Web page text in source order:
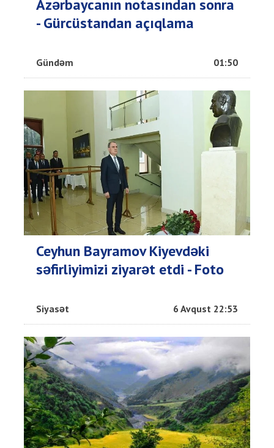
Azərbaycanın notasından sonra
- Gürcüstandan açıqlama
Gündəm 01:50
Ceyhun Bayramov Kiyevdəki
səfirliyimizi ziyarət etdi - Foto
Siyasət 6 Avqust 22:53